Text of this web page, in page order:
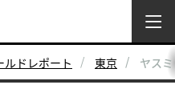
ルドレポート 東京 ヤス